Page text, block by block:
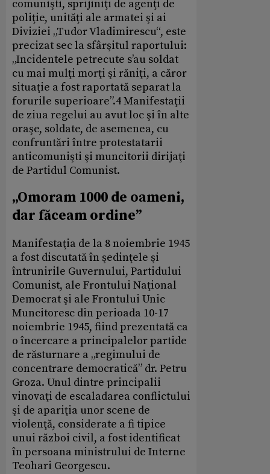
comunişti, sprijiniţi de agenţi de
poliţie, unităţi ale armatei şi ai
Diviziei „Tudor Vladimirescu“, este
precizat sec la sfârşitul raportului:
„Incidentele petrecute s’au soldat
cu mai mulţi morţi şi răniţi, a căror
situaţie a fost raportată separat la
forurile superioare”.4 Manifestaţii
de ziua regelui au avut loc şi în alte
oraşe, soldate, de asemenea, cu
confruntări între protestatarii
anticomunişti şi muncitorii dirijaţi
de Partidul Comunist.
„Omoram 1000 de oameni,
dar făceam ordine”
Manifestaţia de la 8 noiembrie 1945
a fost discutată în şedinţele şi
întrunirile Guvernului, Partidului
Comunist, ale Frontului Naţional
Democrat şi ale Frontului Unic
Muncitoresc din perioada 10-17
noiembrie 1945, fiind prezentată ca
o încercare a principalelor partide
de răsturnare a „regimului de
concentrare democratică” dr. Petru
Groza. Unul dintre principalii
vinovaţi de escaladarea conflictului
şi de apariţia unor scene de
violenţă, considerate a fi tipice
unui război civil, a fost identificat
în persoana ministrului de Interne
Teohari Georgescu.